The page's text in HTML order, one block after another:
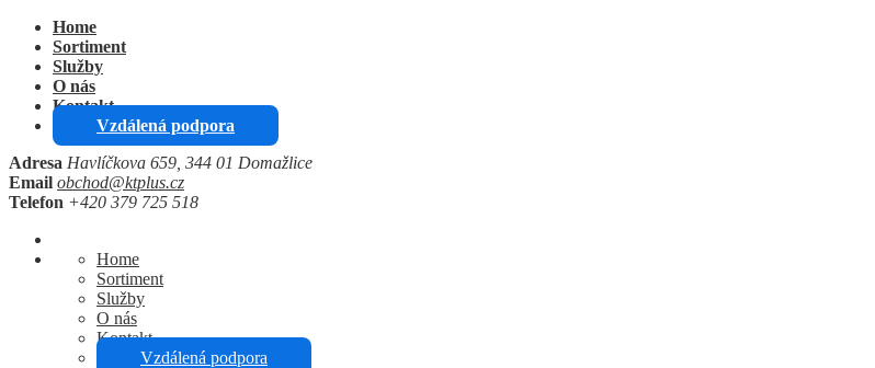
Home
Sortiment
Služby
O nás
Kontakt
Vzdálená podpora
Adresa Havlíčkova 659, 344 01 Domažlice
Email obchod@ktplus.cz
Telefon +420 379 725 518
Home
Sortiment
Služby
O nás
Kontakt
Vzdálená podpora